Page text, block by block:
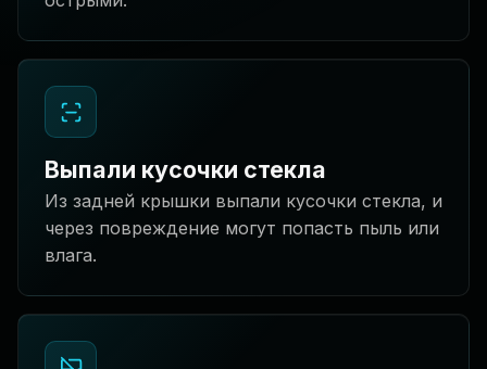
Выпали кусочки стекла
Из задней крышки выпали кусочки стекла, и
через повреждение могут попасть пыль или
влага.